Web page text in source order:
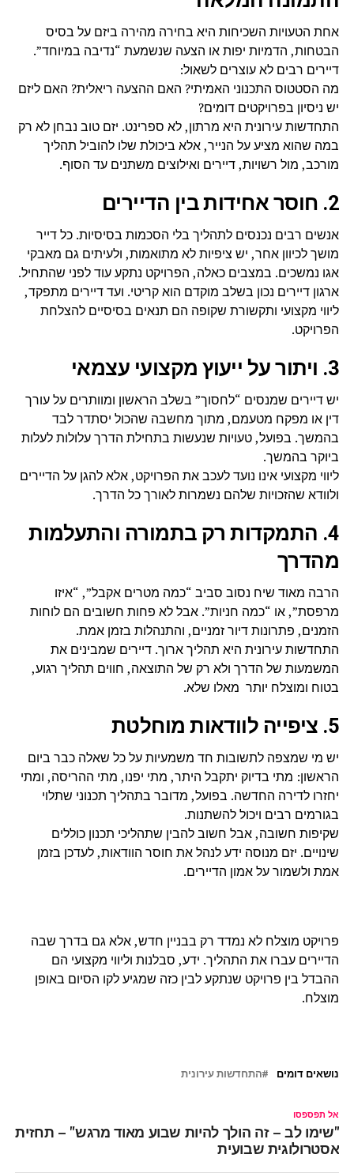
אחת הטעויות השכיחות היא בחירה מהירה ביזם על בסיס
הבטחות, הדמיות יפות או הצעה שנשמעת “נדיבה במיוחד”.
דיירים רבים לא עוצרים לשאול:
מה הסטטוס התכנוני האמיתי? האם ההצעה ריאלית? האם ליזם
יש ניסיון בפרויקטים דומים?
התחדשות עירונית היא מרתון, לא ספרינט. יזם טוב נבחן לא רק
במה שהוא מציע על הנייר, אלא ביכולת שלו להוביל תהליך
מורכב, מול רשויות, דיירים ואילוצים משתנים עד הסוף.
2. חוסר אחידות בין הדיירים
אנשים רבים נכנסים לתהליך בלי הסכמות בסיסיות. כל דייר
מושך לכיוון אחר, יש ציפיות לא מתואמות, ולעיתים גם מאבקי
אגו נמשכים. במצבים כאלה, הפרויקט נתקע עוד לפני שהתחיל.
ארגון דיירים נכון בשלב מוקדם הוא קריטי. ועד דיירים מתפקד,
ליווי מקצועי ותקשורת שקופה הם תנאים בסיסיים להצלחת
הפרויקט.
3. ויתור על ייעוץ מקצועי עצמאי
יש דיירים שמנסים “לחסוך” בשלב הראשון ומוותרים על עורך
דין או מפקח מטעמם, מתוך מחשבה שהכול יסתדר לבד
בהמשך. בפועל, טעויות שנעשות בתחילת הדרך עלולות לעלות
ביוקר בהמשך.
ליווי מקצועי אינו נועד לעכב את הפרויקט, אלא להגן על הדיירים
ולוודא שהזכויות שלהם נשמרות לאורך כל הדרך.
4. התמקדות רק בתמורה והתעלמות
מהדרך
הרבה מאוד שיח נסוב סביב “כמה מטרים אקבל”, “איזו
מרפסת”, או “כמה חניות”. אבל לא פחות חשובים הם לוחות
הזמנים, פתרונות דיור זמניים, והתנהלות בזמן אמת.
התחדשות עירונית היא תהליך ארוך. דיירים שמבינים את
המשמעות של הדרך ולא רק של התוצאה, חווים תהליך רגוע,
בטוח ומוצלח יותר מאלו שלא.
5. ציפייה לוודאות מוחלטת
יש מי שמצפה לתשובות חד משמעיות על כל שאלה כבר ביום
הראשון: מתי בדיוק יתקבל היתר, מתי יפנו, מתי ההריסה, ומתי
יחזרו לדירה החדשה. בפועל, מדובר בתהליך תכנוני שתלוי
בגורמים רבים ויכול להשתנות.
שקיפות חשובה, אבל חשוב להבין שתהליכי תכנון כוללים
שינויים. יזם מנוסה ידע לנהל את חוסר הוודאות, לעדכן בזמן
אמת ולשמור על אמון הדיירים.
פרויקט מוצלח לא נמדד רק בבניין חדש, אלא גם בדרך שבה
הדיירים עברו את התהליך. ידע, סבלנות וליווי מקצועי הם
ההבדל בין פרויקט שנתקע לבין כזה שמגיע לקו הסיום באופן
מוצלח.
נושאים דומים התחדשות עירונית
אל תפספסו
"שימו לב – זה הולך להיות שבוע מאוד מרגש" – תחזית
אסטרולוגית שבועית